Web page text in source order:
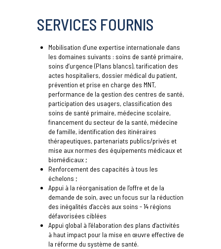
SERVICES FOURNIS
Mobilisation d’une expertise internationale dans
les domaines suivants : soins de santé primaire,
soins d’urgence (Plans blancs), tarification des
actes hospitaliers, dossier médical du patient,
prévention et prise en charge des MNT,
performance de la gestion des centres de santé,
participation des usagers, classification des
soins de santé primaire, médecine scolaire,
financement du secteur de la santé, médecine
de famille, identification des itinéraires
thérapeutiques, partenariats publics/privés et
mise aux normes des équipements médicaux et
biomédicaux ;
Renforcement des capacités à tous les
échelons ;
Appui à la réorganisation de l’offre et de la
demande de soin, avec un focus sur la réduction
des inégalités d’accès aux soins - 14 régions
défavorisées ciblées
Appui global à l’élaboration des plans d’activités
à haut impact pour la mise en œuvre effective de
la réforme du système de santé.